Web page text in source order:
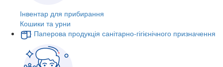
Інвентар для прибирання
Кошики та урни
Паперова продукція санітарно-гігієнічного призначення